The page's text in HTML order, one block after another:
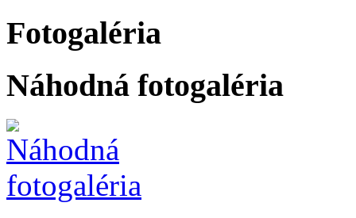
Fotogaléria
Náhodná fotogaléria